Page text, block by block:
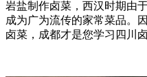
岩盐制作卤菜，西汉时期由
成为广为流传的家常菜品。
卤菜，成都才是您学习四川